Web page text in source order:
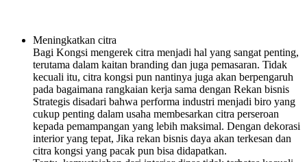
Meningkatkan citra
Bagi Kongsi mengerek citra menjadi hal yang sangat penting,
terutama dalam kaitan branding dan juga pemasaran. Tidak
kecuali itu, citra kongsi pun nantinya juga akan berpengaruh
pada bagaimana rangkaian kerja sama dengan Rekan bisnis
Strategis disadari bahwa performa industri menjadi biro yang
cukup penting dalam usaha membesarkan citra perseroan
kepada pemampangan yang lebih maksimal. Dengan dekorasi
interior yang tepat, Jika rekan bisnis daya akan terkesan dan
citra kongsi yang pacak pun bisa didapatkan.